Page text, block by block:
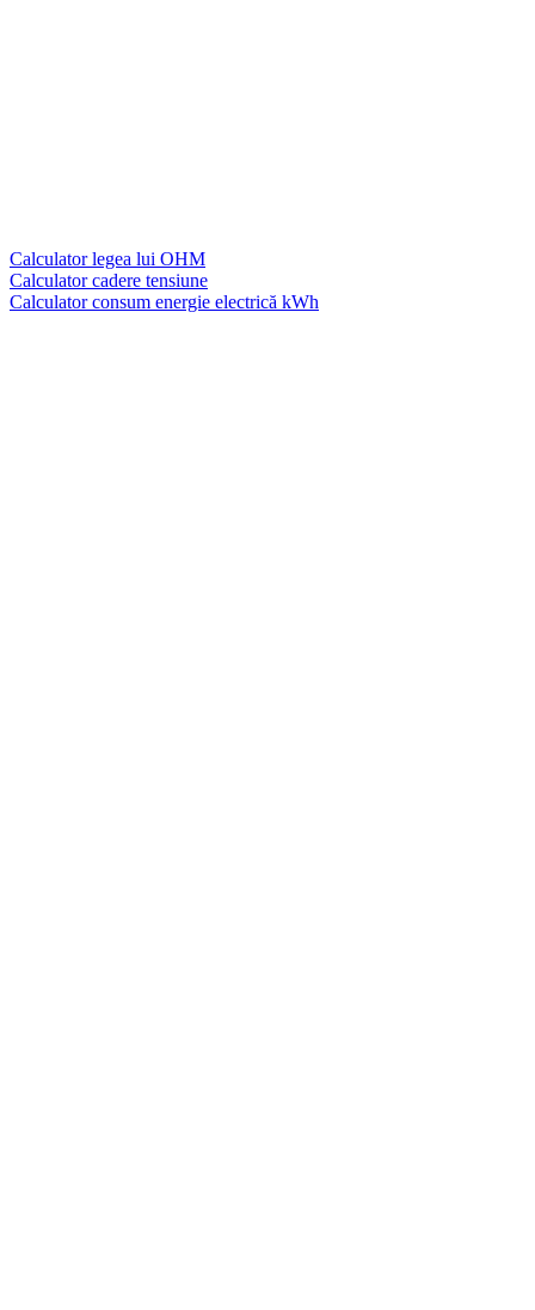
Calculator legea lui OHM
Calculator cadere tensiune
Calculator consum energie electrică kWh